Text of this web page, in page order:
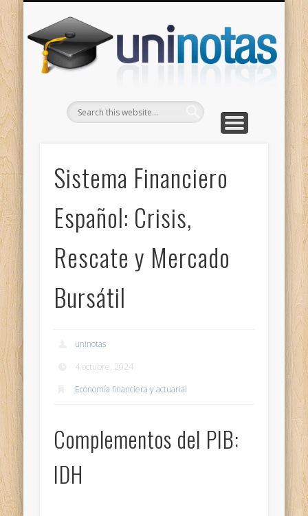
Sistema Financiero
Español: Crisis,
Rescate y Mercado
Bursátil
uninotas
4 octubre, 2024
Economía financiera y actuarial
Complementos del PIB:
IDH